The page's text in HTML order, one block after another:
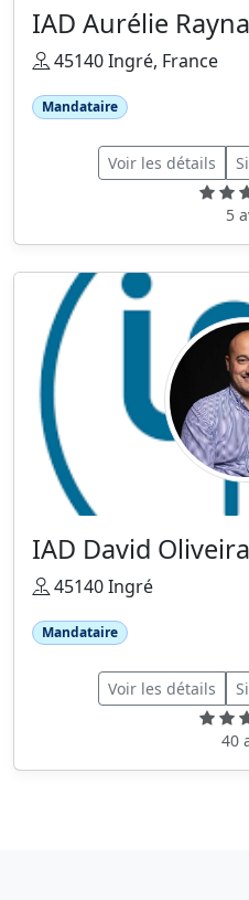
IAD Aurélie
45140 Ingré, France
Mandataire
Voir les détails
5
IAD David Oliveira
45140 Ingré
Mandataire
Voir les détails
40